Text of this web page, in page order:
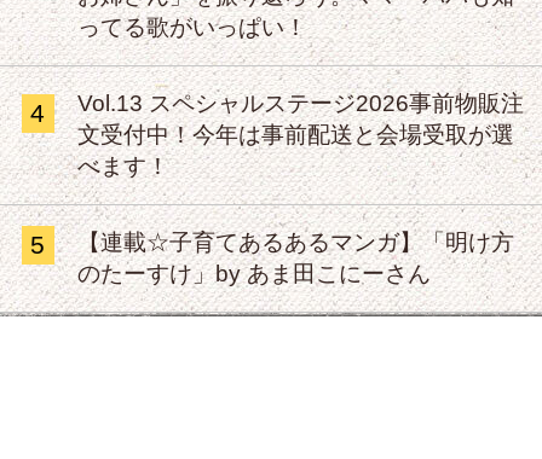
ってる歌がいっぱい！
4
Vol.13 スペシャルステージ2026事前物販注
文受付中！今年は事前配送と会場受取が選
べます！
5
【連載☆子育てあるあるマンガ】「明け方
のたーすけ」by あま田こにーさん